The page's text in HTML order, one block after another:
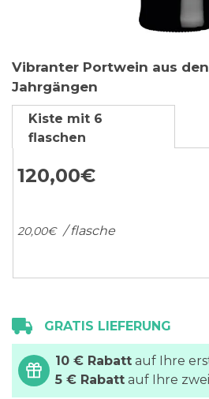
Anfang
der
Bildgalerie
springen
Vibranter Portwein aus
Jahrgängen
Kiste mit 6
flaschen
120,00€
20,00€ / flasche
GRATIS LIEFERUNG
10 € Rabatt auf Ihre
5 € Rabatt auf Ihre